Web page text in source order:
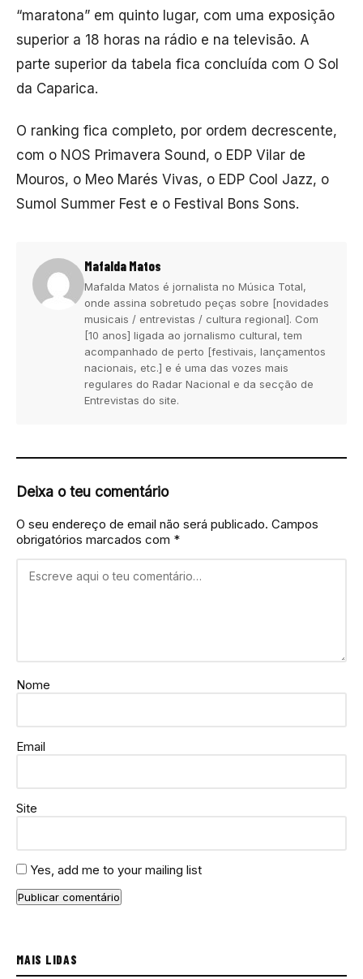
“maratona” em quinto lugar, com uma exposição
superior a 18 horas na rádio e na televisão. A
parte superior da tabela fica concluída com O Sol
da Caparica.
O ranking fica completo, por ordem decrescente,
com o NOS Primavera Sound, o EDP Vilar de
Mouros, o Meo Marés Vivas, o EDP Cool Jazz, o
Sumol Summer Fest e o Festival Bons Sons.
Mafalda Matos
Mafalda Matos é jornalista no Música Total,
onde assina sobretudo peças sobre [novidades
musicais / entrevistas / cultura regional]. Com
[10 anos] ligada ao jornalismo cultural, tem
acompanhado de perto [festivais, lançamentos
nacionais, etc.] e é uma das vozes mais
regulares do Radar Nacional e da secção de
Entrevistas do site.
Deixa o teu comentário
O seu endereço de email não será publicado. Campos
obrigatórios marcados com *
Nome
Email
Site
Yes, add me to your mailing list
MAIS LIDAS